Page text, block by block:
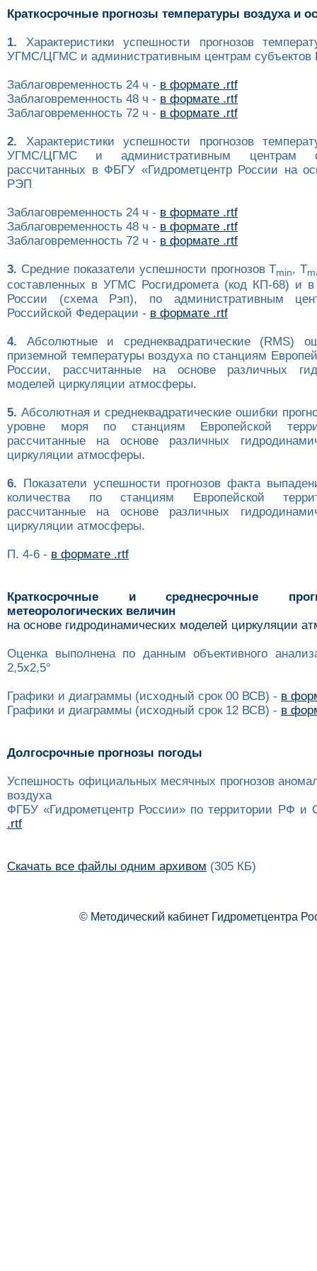
Краткосрочные прогнозы температуры воздуха и
1. Характеристики успешности прогнозов
УГМС/ЦГМС и административным центрам субъектов
Заблаговременность 24 ч - в формате .rtf
Заблаговременность 48 ч - в формате .rtf
Заблаговременность 72 ч - в формате .rtf
2. Характеристики успешности прогнозов
УГМС/ЦГМС и административным центрам
рассчитанных в ФБГУ «Гидрометцентр России на
РЭП
Заблаговременность 24 ч - в формате .rtf
Заблаговременность 48 ч - в формате .rtf
Заблаговременность 72 ч - в формате .rtf
3. Средние показатели успешности прогнозов Tmin, T
составленных в УГМС Росгидромета (код КП-68) и в
России (схема Рэп), по административным
Российской Федерации - в формате .rtf
4. Абсолютные и среднеквадратические (RMS)
приземной температуры воздуха по станциям
России, рассчитанные на основе различных
моделей циркуляции атмосферы.
5. Абсолютная и среднеквадратические ошибки
уровне моря по станциям Европейской
рассчитанные на основе различных
циркуляции атмосферы.
6. Показатели успешности прогнозов факта
количества по станциям Европейской
рассчитанные на основе различных
циркуляции атмосферы.
П. 4-6 - в формате .rtf
Краткосрочные и среднесрочные
метеорологических величин
на основе гидродинамических моделей циркуляции
Оценка выполнена по данным объективного
2,5x2,5°
Графики и диаграммы (исходный срок 00 ВСВ) - в
Графики и диаграммы (исходный срок 12 ВСВ) - в
Долгосрочные прогнозы погоды
Успешность официальных месячных прогнозов
воздуха
ФГБУ «Гидрометцентр России» по территории РФ
.rtf
Скачать все файлы одним архивом (305 КБ)
© Методический кабинет Гидрометцентра